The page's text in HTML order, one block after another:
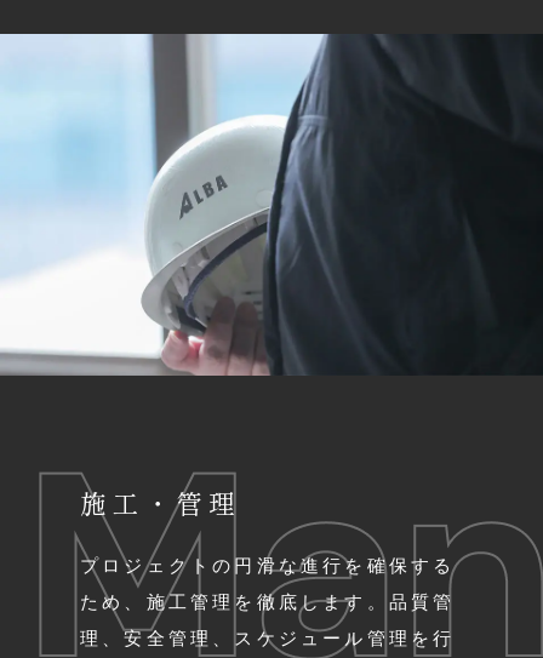
施工・管理
プロジェクトの円滑な進行を確保する
ため、施工管理を徹底します。品質管
理、安全管理、スケジュール管理を行